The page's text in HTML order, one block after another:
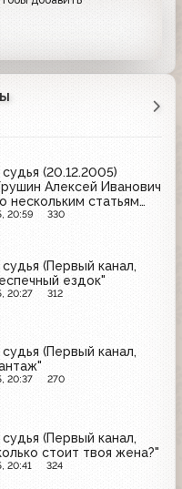
(20.12.2005)
Алексей Иванович
нескольким статьям
20:59 330
(Первый канал,
ездок"
20:27 312
(Первый канал,
20:37 270
(Первый канал,
стоит твоя жена?"
20:41 324